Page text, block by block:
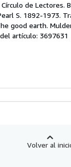
de Lectores.
S. 1892-1973.
good earth.
artículo: 3697631
Volver al